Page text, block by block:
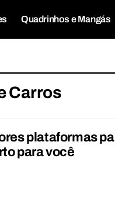
Quadrinhos e Mangás
Carros
plataformas
para você